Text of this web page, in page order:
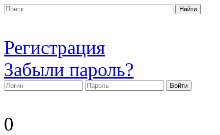
Регистрация
Забыли пароль?
0